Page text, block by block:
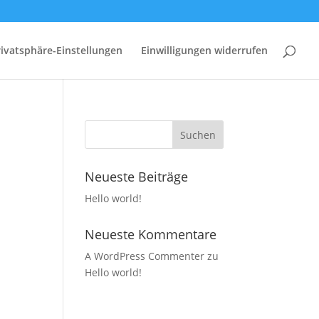
Einstellungen Einwilligungen widerrufen
Neueste Beiträge
Hello world!
Neueste Kommentare
A WordPress Commenter zu
Hello world!